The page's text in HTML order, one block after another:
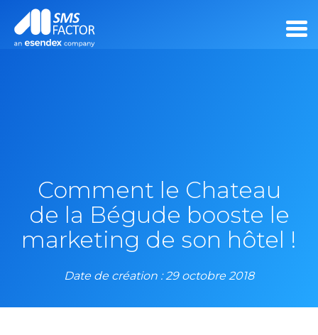
Comment le Chateau
de la Bégude booste le
marketing de son hôtel !
Date de création : 29 octobre 2018